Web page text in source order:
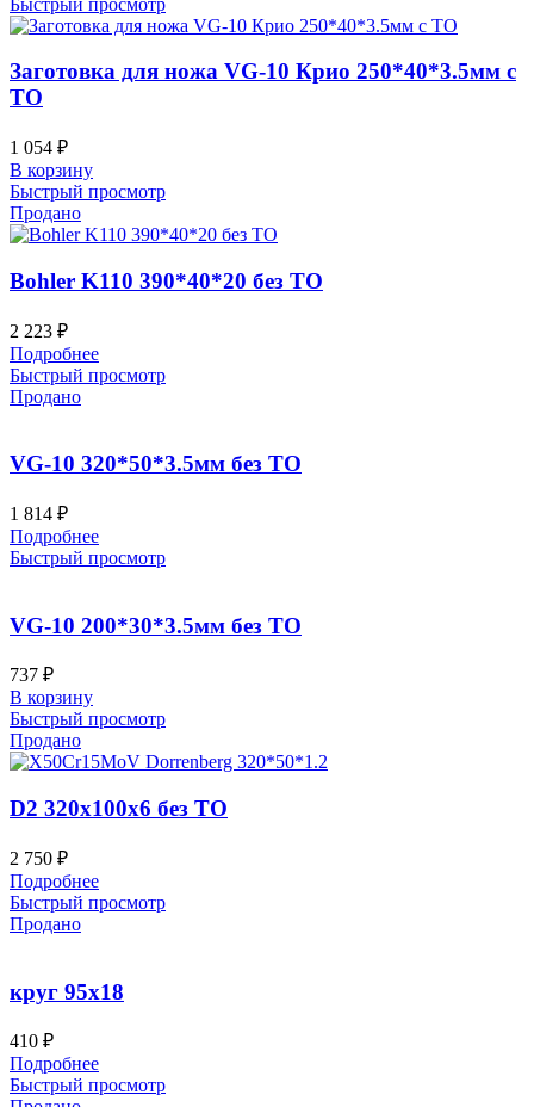
Заготовка для ножа VG-10 Крио 250*40*3.5мм с
ТО
1 054 ₽
В корзину
Быстрый просмотр
Продано
Bohler K110 390*40*20 без ТО
2 223 ₽
Подробнее
Быстрый просмотр
Продано
VG-10 320*50*3.5мм без ТО
1 814 ₽
Подробнее
Быстрый просмотр
VG-10 200*30*3.5мм без ТО
737 ₽
В корзину
Быстрый просмотр
Продано
D2 320x100x6 без ТО
2 750 ₽
Подробнее
Быстрый просмотр
Продано
круг 95х18
410 ₽
Подробнее
Быстрый просмотр